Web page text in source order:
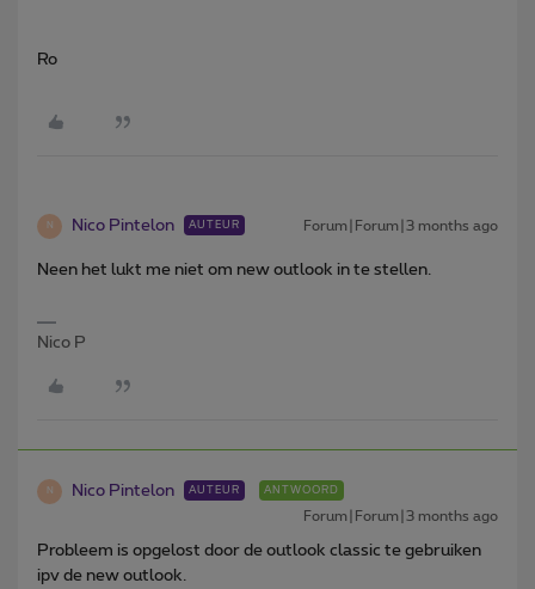
Ro
N Nico Pintelon AUTEUR Forum|Forum|3 months ago
Neen het lukt me niet om new outlook in te stellen.
Nico P
N Nico Pintelon AUTEUR ANTWOORD
Forum|Forum|3 months ago
Probleem is opgelost door de outlook classic te gebruiken
ipv de new outlook.